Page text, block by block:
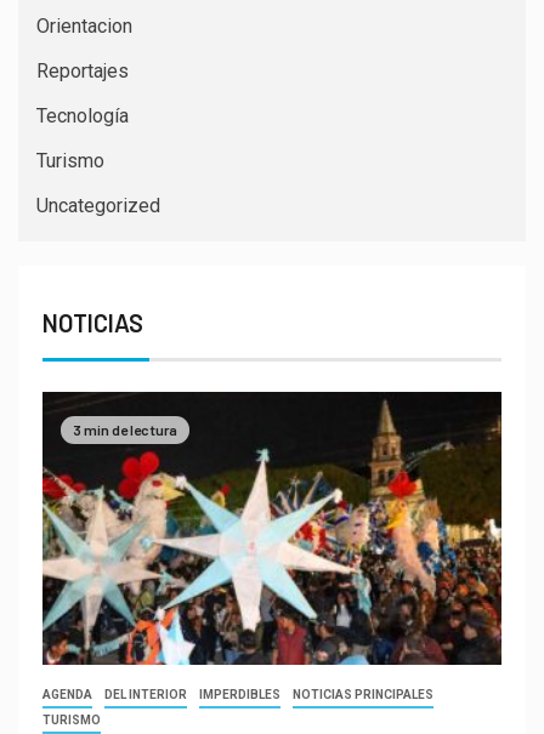
Orientacion
Reportajes
Tecnología
Turismo
Uncategorized
NOTICIAS
3 min de lectura
AGENDA DEL INTERIOR IMPERDIBLES
NOTICIAS PRINCIPALES
TURISMO